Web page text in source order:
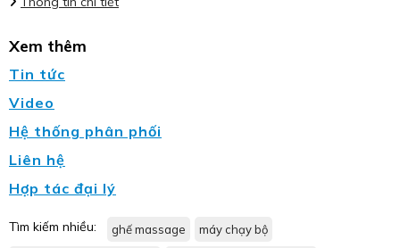
Xem thêm
Tin tức
Video
Hệ thống phân phối
Liên hệ
Hợp tác đại lý
Tìm kiếm nhiều: ghế massage máy chạy bộ